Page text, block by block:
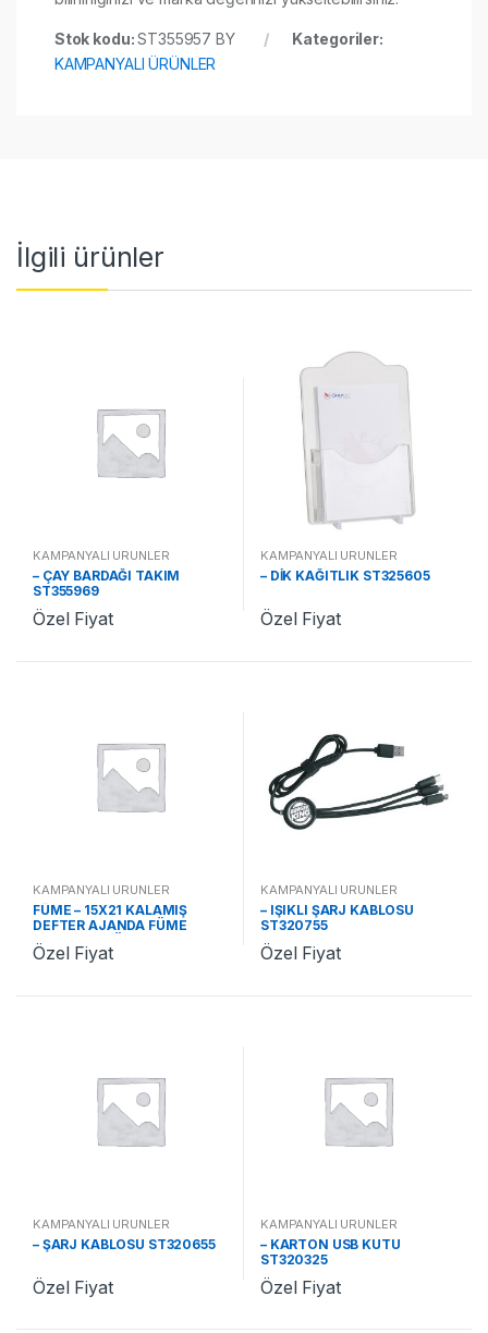
Stok kodu:ST355957 BY
Kategoriler:
KAMPANYALI ÜRÜNLER
İlgili ürünler
KAMPANYALI ÜRÜNLER
– ÇAY BARDAĞI TAKIM
ST355969
Özel Fiyat
KAMPANYALI ÜRÜNLER
– DİK KAĞITLIK ST325605
Özel Fiyat
KAMPANYALI ÜRÜNLER
FÜME – 15X21 KALAMIŞ
DEFTER AJANDA FÜME
ST370242 FÜME
Özel Fiyat
KAMPANYALI ÜRÜNLER
– IŞIKLI ŞARJ KABLOSU
ST320755
Özel Fiyat
KAMPANYALI ÜRÜNLER
– ŞARJ KABLOSU ST320655
Özel Fiyat
KAMPANYALI ÜRÜNLER
– KARTON USB KUTU
ST320325
Özel Fiyat